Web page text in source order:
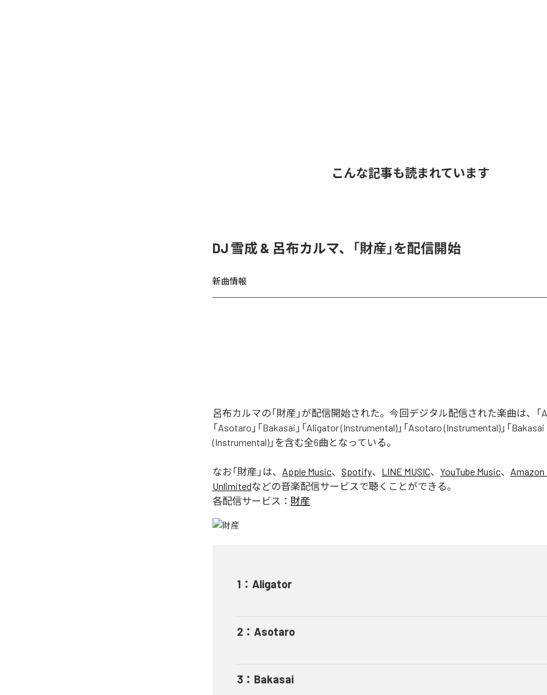
こんな記事も読まれています
DJ 雪成 & 呂布カルマ、「財産」を配信開始
新曲情報
呂布カルマの「財産」が配信開始された。今回デジタル配信された楽曲は、「
「Asotaro」「Bakasai」「Aligator (Instrumental)」「Asotaro (Instrumental)」「Bakasai
(Instrumental)」を含む全6曲となっている。
なお「財産 」は、 Apple Music、 Spotify、 LINE MUSIC、 YouTube Music、 Amazon
Unlimitedなどの音楽配信サービスで聴くことができる。
各配信サービス： 財産
1 ： Aligator
2 ： Asotaro
3 ： Bakasai